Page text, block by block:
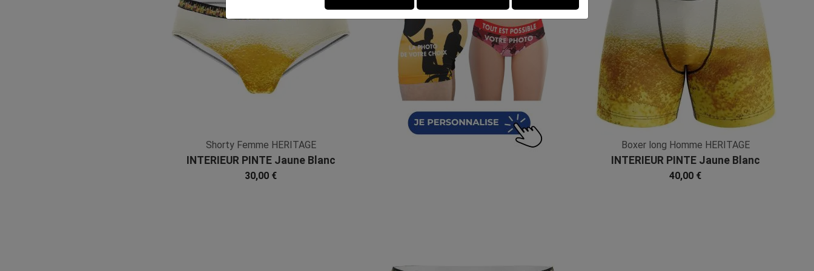
Shorty Femme HERITAGE
INTERIEUR PINTE Jaune Blanc
Microfibre
30,00 €
Boxer long Homme HERITAGE
INTERIEUR PINTE Jaune Blanc
Microfibre
40,00 €